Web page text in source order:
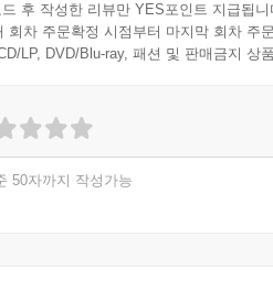
후 작성한 리뷰만 YES포인트 지급됩니
회차 주문확정 시점부터 마지막 회차 주
LP, DVD/Blu-ray, 패션 및 판매금지 상
50자까지 작성가능